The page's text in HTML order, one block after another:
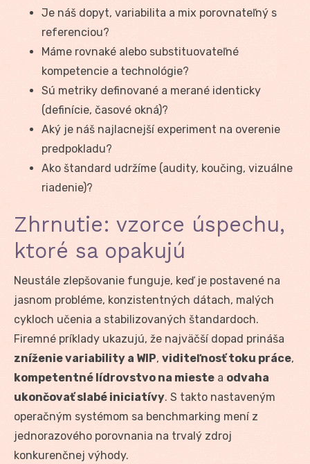
Je náš dopyt, variabilita a mix porovnateľný s
referenciou?
Máme rovnaké alebo substituovateľné
kompetencie a technológie?
Sú metriky definované a merané identicky
(definície, časové okná)?
Aký je náš najlacnejší experiment na overenie
predpokladu?
Ako štandard udržíme (audity, koučing, vizuálne
riadenie)?
Zhrnutie: vzorce úspechu,
ktoré sa opakujú
Neustále zlepšovanie funguje, keď je postavené na
jasnom probléme, konzistentných dátach, malých
cykloch učenia a stabilizovaných štandardoch.
Firemné príklady ukazujú, že najväčší dopad prináša
zníženie variability a WIP, viditeľnosť toku práce,
kompetentné lídrovstvo na mieste a odvaha
ukončovať slabé iniciatívy. S takto nastaveným
operačným systémom sa benchmarking mení z
jednorazového porovnania na trvalý zdroj
konkurenčnej výhody.